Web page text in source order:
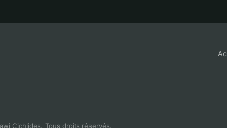
Cichlides. Tous droits réservés.